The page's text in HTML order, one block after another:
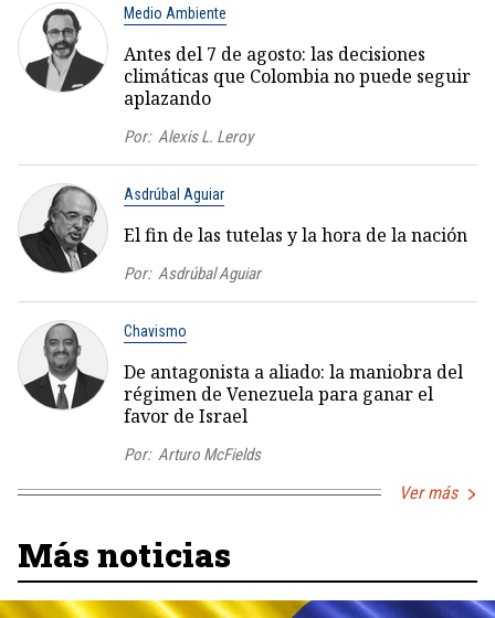
Medio Ambiente
Antes del 7 de agosto: las decisiones
climáticas que Colombia no puede seguir
aplazando
Por: Alexis L. Leroy
Asdrúbal Aguiar
El fin de las tutelas y la hora de la nación
Por: Asdrúbal Aguiar
Chavismo
De antagonista a aliado: la maniobra del
régimen de Venezuela para ganar el
favor de Israel
Por: Arturo McFields
Ver más
Más noticias